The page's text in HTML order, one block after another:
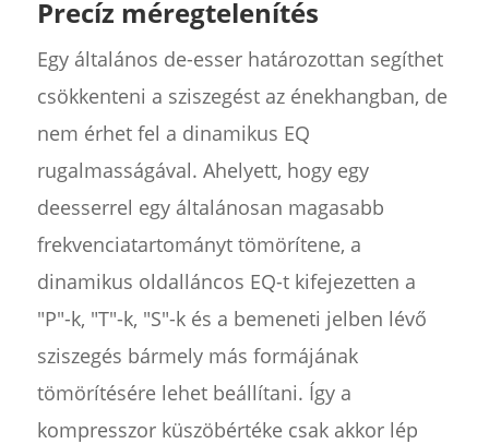
Precíz méregtelenítés
Egy általános de-esser határozottan segíthet
csökkenteni a sziszegést az énekhangban, de
nem érhet fel a dinamikus EQ
rugalmasságával. Ahelyett, hogy egy
deesserrel egy általánosan magasabb
frekvenciatartományt tömörítene, a
dinamikus oldalláncos EQ-t kifejezetten a
"P"-k, "T"-k, "S"-k és a bemeneti jelben lévő
sziszegés bármely más formájának
tömörítésére lehet beállítani. Így a
kompresszor küszöbértéke csak akkor lép